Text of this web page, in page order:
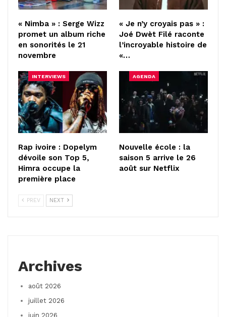
« Nimba » : Serge Wizz
promet un album riche
en sonorités le 21
novembre
« Je n’y croyais pas » :
Joé Dwèt Filé raconte
l’incroyable histoire de
«…
INTERVIEWS
Rap ivoire : Dopelym
dévoile son Top 5,
Himra occupe la
première place
AGENDA
Nouvelle école : la
saison 5 arrive le 26
août sur Netflix
PREV NEXT
Archives
août 2026
juillet 2026
juin 2026